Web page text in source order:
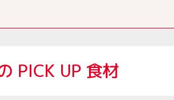
PICK UP 食材